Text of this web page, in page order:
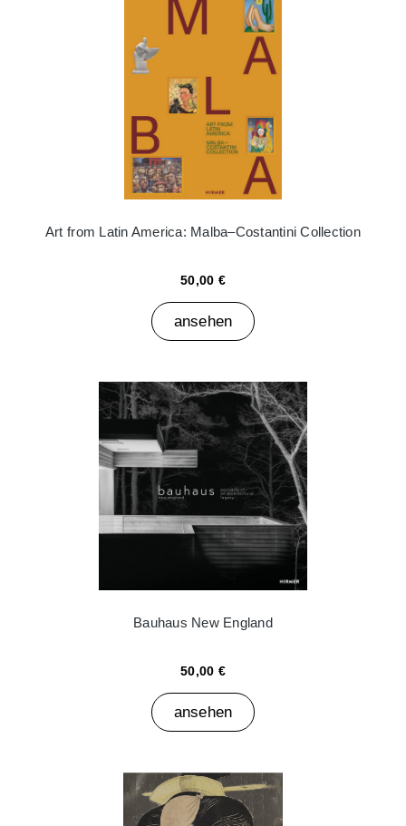
Art from Latin America: Malba–Costantini Collection
50,00 €
ansehen
Bauhaus New England
50,00 €
ansehen